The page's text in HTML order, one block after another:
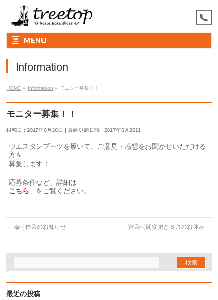
MENU
Information
HOME » Information » モニター募集！！
モニター募集！！
投稿日 : 2017年6月26日 最終更新日時 : 2017年6月26日
ウエスタンブーツを履いて、ご意見・感想をお聞かせいただける
方を
募集します！
応募条件など、詳細は
こちら をご覧ください。
← 臨時休業のお知らせ 営業時間変更と８月のお休み →
最近の投稿